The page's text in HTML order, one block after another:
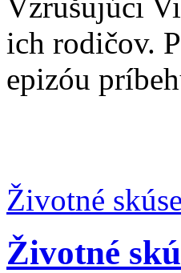
ich rodičov.
epizóu
Životné
Životné